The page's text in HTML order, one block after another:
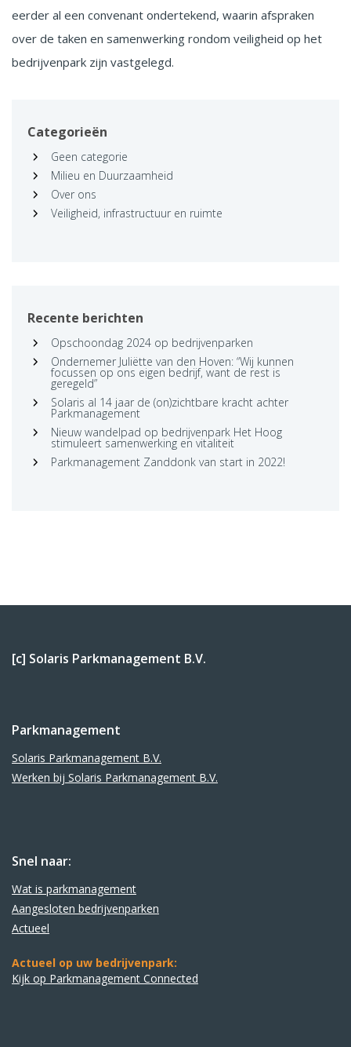
eerder al een convenant ondertekend, waarin afspraken
over de taken en samenwerking rondom veiligheid op het
bedrijvenpark zijn vastgelegd.
Categorieën
Geen categorie
Milieu en Duurzaamheid
Over ons
Veiligheid, infrastructuur en ruimte
Recente berichten
Opschoondag 2024 op bedrijvenparken
Ondernemer Juliëtte van den Hoven: “Wij kunnen
focussen op ons eigen bedrijf, want de rest is
geregeld”
Solaris al 14 jaar de (on)zichtbare kracht achter
Parkmanagement
Nieuw wandelpad op bedrijvenpark Het Hoog
stimuleert samenwerking en vitaliteit
Parkmanagement Zanddonk van start in 2022!
[c] Solaris Parkmanagement B.V.
Parkmanagement
Solaris Parkmanagement B.V.
Werken bij Solaris Parkmanagement B.V.
Snel naar:
Wat is parkmanagement
Aangesloten bedrijvenparken
Actueel
Actueel op uw bedrijvenpark:
Kijk op Parkmanagement Connected